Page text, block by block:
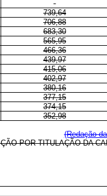
739,64
706,88
683,30
565,95
466,36
439,97
415,06
402,97
380,16
377,15
374,15
352,98
(Redação
POR TITULAÇÃO DA